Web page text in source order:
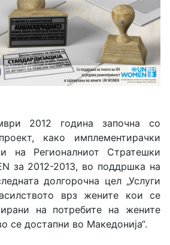
2012 година започна со
како имплементирачки
на Регионалниот Стратешки
за 2012-2013, во поддршка на
долгорочна цел „Услуги
врз жените кои се
на потребите на жените
се достапни во Македонија“.